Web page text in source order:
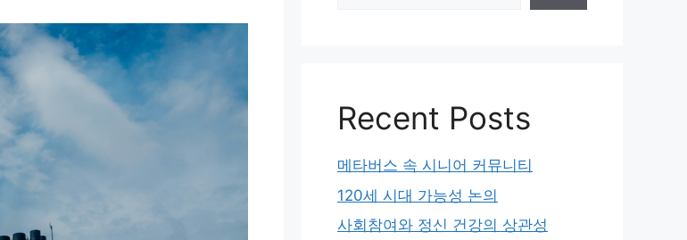
Recent Posts
메타버스 속 시니어 커뮤니티
120세 시대 가능성 논의
사회참여와 정신 건강의 상관성